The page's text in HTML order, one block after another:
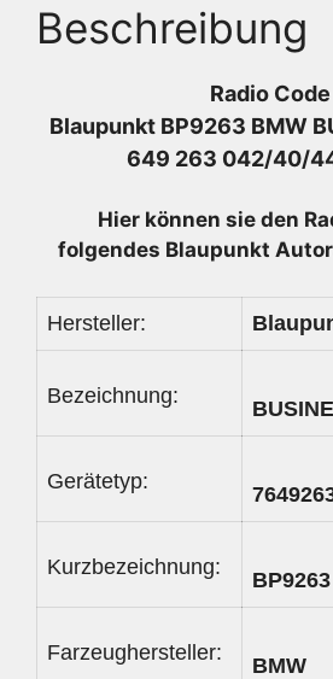
Beschreibung
Radio Code
Blaupunkt BP9263 BMW
649 263 042/40/
Hier können sie den
folgendes Blaupunkt
Hersteller:
Bezeichnung:
Gerätetyp:
Kurzbezeichnung:
BP9263
Farzeughersteller:
BMW